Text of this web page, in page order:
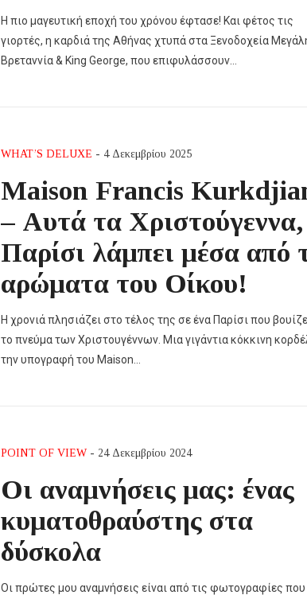
Η πιο μαγευτική εποχή του χρόνου έφτασε! Και φέτος τις
γιορτές, η καρδιά της Αθήνας χτυπά στα Ξενοδοχεία
Βρεταννία & King George, που επιφυλάσσουν…
WHAT’S DELUXE - 4 Δεκεμβρίου 2025
Maison Francis
– Αυτά τα
Παρίσι λάμπει μέσα από
αρώματα του Οίκου!
Η χρονιά πλησιάζει στο τέλος της σε ένα Παρίσι που
το πνεύμα των Χριστουγέννων. Μια γιγάντια κόκκινη
την υπογραφή του Maison…
POINT OF VIEW- 24 Δεκεμβρίου 2024
Οι αναμνήσεις μας: ένας
κυματοθραύστης στα
δύσκολα
Οι πρώτες μου αναμνήσεις είναι από τις φωτογραφίες που